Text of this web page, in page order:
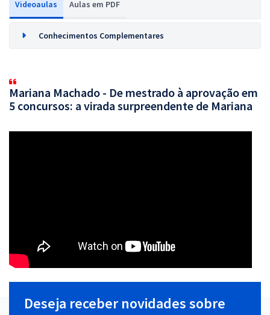
Videoaulas Aulas em PDF
Conhecimentos Complementares
Mariana Machado - De mestrado à aprovação em
5 concursos: a virada surpreendente de Mariana
Deseja receber novidades sobre